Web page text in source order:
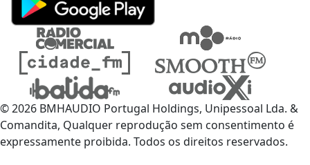
© 2026 BMHAUDIO Portugal Holdings, Unipessoal Lda. &
Comandita, Qualquer reprodução sem consentimento é
expressamente proibida. Todos os direitos reservados.